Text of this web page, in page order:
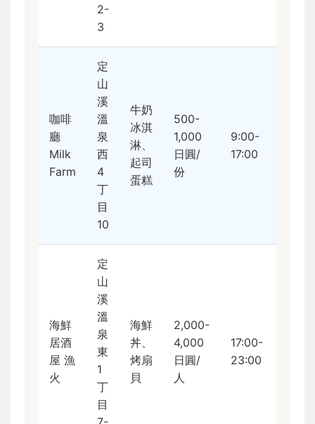
2-
3
咖啡
廳
Milk
Farm
定
山
溪
溫
泉
西
4
丁
目
10
牛奶
冰淇
淋、
起司
蛋糕
500-
1,000
日圓/
份
9:00-
17:00
海鮮
居酒
屋 漁
火
定
山
溪
溫
泉
東
1
丁
目
海鮮
丼、
烤扇
貝
2,000-
4,000
日圓/
人
17:00-
23:00